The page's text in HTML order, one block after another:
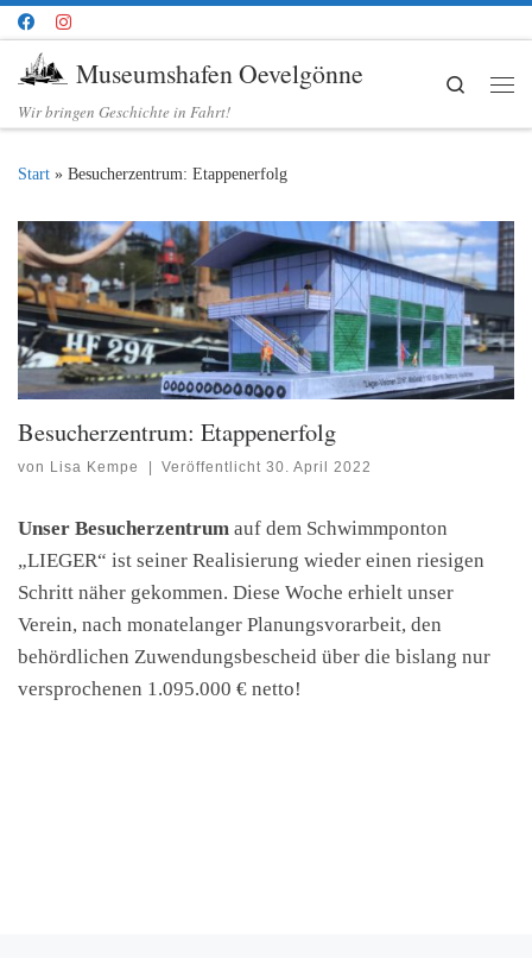
Zum Inhalt springen
Museumshafen Oevelgönne
Wir bringen Geschichte in Fahrt!
Search
Start » Besucherzentrum: Etappenerfolg
Besucherzentrum: Etappenerfolg
von Lisa Kempe Veröffentlicht30. April 2022
Unser Besucherzentrum auf dem Schwimmponton
„LIEGER“ ist seiner Realisierung wieder einen riesigen
Schritt näher gekommen. Diese Woche erhielt unser
Verein, nach monatelanger Planungsvorarbeit, den
behördlichen Zuwendungsbescheid über die bislang nur
versprochenen 1.095.000 € netto!